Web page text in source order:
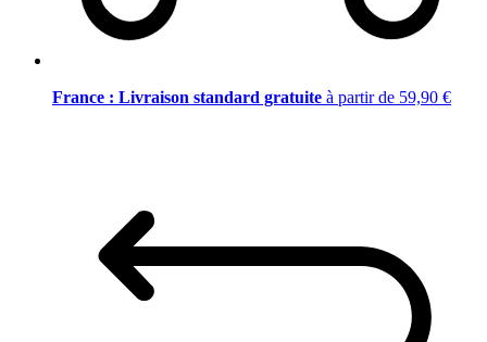
France : Livraison standard gratuite à partir de 59,90 €